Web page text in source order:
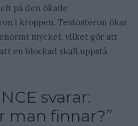
på den ökade
i kroppen. Testosteron ökar
mycket, vilket gör att
en blockad skall uppstå
svarar:
man finnar?”